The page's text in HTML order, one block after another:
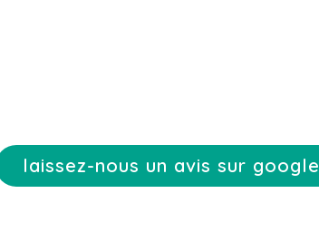
laissez-nous un avis sur google